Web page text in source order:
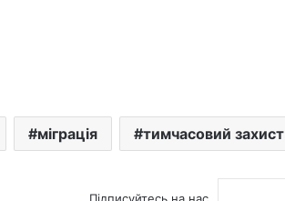
міграція тимчасовий захист